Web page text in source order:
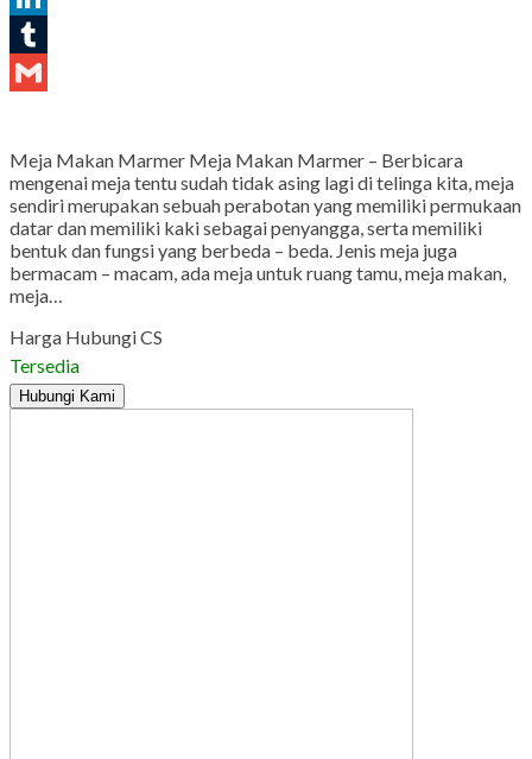
LinkedIn
Tumblr
Meja Makan Marmer Meja Makan Marmer – Berbicara
mengenai meja tentu sudah tidak asing lagi di telinga kita, meja
sendiri merupakan sebuah perabotan yang memiliki permukaan
datar dan memiliki kaki sebagai penyangga, serta memiliki
bentuk dan fungsi yang berbeda – beda. Jenis meja juga
bermacam – macam, ada meja untuk ruang tamu, meja makan,
meja…
Harga Hubungi CS
Tersedia
Hubungi Kami